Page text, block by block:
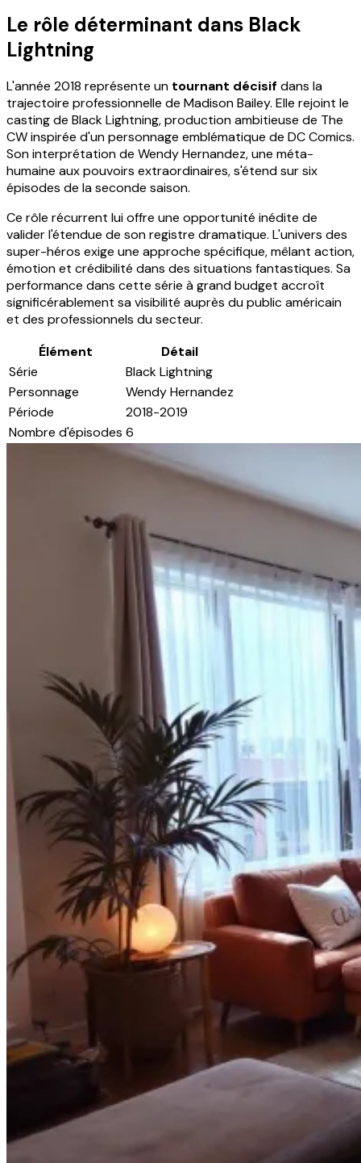
Le rôle déterminant dans Black
Lightning
L'année 2018 représente un tournant décisif dans la
trajectoire professionnelle de Madison Bailey. Elle rejoint le
casting de Black Lightning, production ambitieuse de The
CW inspirée d'un personnage emblématique de DC Comics.
Son interprétation de Wendy Hernandez, une méta-
humaine aux pouvoirs extraordinaires, s'étend sur six
épisodes de la seconde saison.
Ce rôle récurrent lui offre une opportunité inédite de
valider l'étendue de son registre dramatique. L'univers des
super-héros exige une approche spécifique, mêlant action,
émotion et crédibilité dans des situations fantastiques. Sa
performance dans cette série à grand budget accroît
significérablement sa visibilité auprès du public américain
et des professionnels du secteur.
Élément
Détail
Série
Black Lightning
Personnage
Wendy Hernandez
Période
2018-2019
Nombre d'épisodes 6